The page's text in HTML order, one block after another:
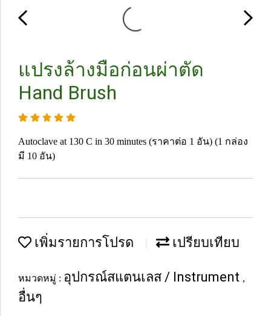
แปรงล้างมือก่อนผ่าตัด
Hand Brush
Autoclave at 130 C in 30 minutes (ราคาต่อ 1 อัน) (1 กล่อง
มี 10 อัน)
เพิ่มรายการโปรด เปรียบเทียบ
หมวดหมู่ : อุปกรณ์สแตนเลส / Instrument ,
อื่นๆ